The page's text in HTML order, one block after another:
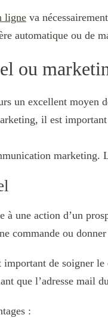
ligne va
automatique ou de
ou
un excellent moyen
il est
marketing.
à une action d’un
commande ou
de soigner le
que l’adresse mail
: